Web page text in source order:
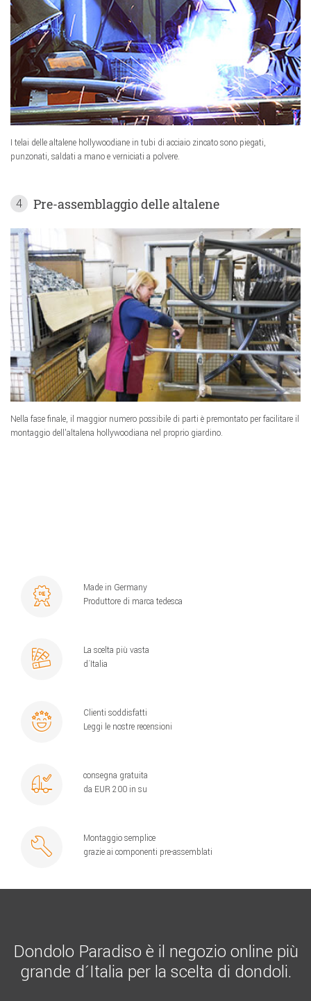
I telai delle altalene hollywoodiane in tubi di acciaio zincato sono piegati,
punzonati, saldati a mano e verniciati a polvere.
4 Pre-assemblaggio delle altalene
Nella fase finale, il maggior numero possibile di parti è premontato per facilitare il
montaggio dell'altalena hollywoodiana nel proprio giardino.
Made in Germany
Produttore di marca tedesca
La scelta più vasta
d´Italia
Clienti soddisfatti
Leggi le nostre recensioni
consegna gratuita
da EUR 200 in su
Montaggio semplice
grazie ai componenti pre-assemblati
Dondolo Paradiso è il negozio online più
grande d´Italia per la scelta di dondoli.